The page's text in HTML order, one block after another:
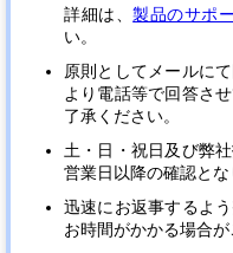
詳細は、製品のサポ
い。
原則としてメールに
より電話等で回答さ
了承ください。
土・日・祝日及び弊
営業日以降の確認とな
迅速にお返事するよ
お時間がかかる場合が